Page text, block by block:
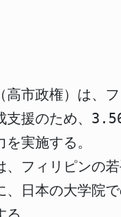
高市政権）は、
支援のため、
実施する。
、フィリピンの
、日本の大学院